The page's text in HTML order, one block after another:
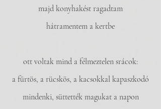
majd konyhakést ragadtam
hátramentem a kertbe
ott voltak mind a félmeztelen srácok:
a fürtös, a rücskös, a kacsokkal kapaszkodó
mindenki, süttették magukat a napon